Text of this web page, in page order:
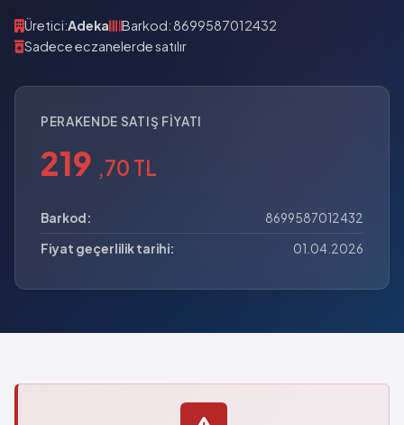
Üretici:Adeka
Barkod: 8699587012432
Sadece eczanelerde satılır
PERAKENDE SATIŞ FIYATI
219 ,70 TL
Barkod:
8699587012432
Fiyat geçerlilik tarihi:
01.04.2026